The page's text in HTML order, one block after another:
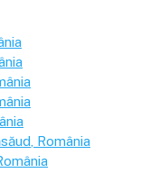
, România